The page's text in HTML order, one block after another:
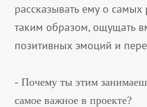
рассказывать ему о
таким образом, ощущать
позитивных эмоций и
- Почему ты этим
самое важное в проекте?